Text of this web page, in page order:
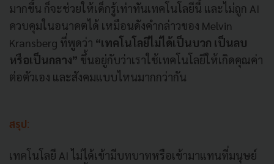
มากขึ้น ก็จะช่วยให้เด็กรู้เท่าทันเทคโนโลยีนี้ และไม่ถูก AI
ควบคุมในอนาคตได้ เหมือนดังคำกล่าวของ Melvin
Kransberg ที่พูดว่า “เทคโนโลยีไม่ได้เป็นบวก เป็นลบ
หรือเป็นกลาง” ขึ้นอยู่กับว่าเราใช้เทคโนโลยีให้เกิดคุณค่า
ต่อตัวเอง และสังคมแบบไหนมากกว่ากัน
สรุป:
เทคโนโลยี AI ไม่ได้เข้ามีบทบาทหรือเข้ามาแทนที่มนุษย์